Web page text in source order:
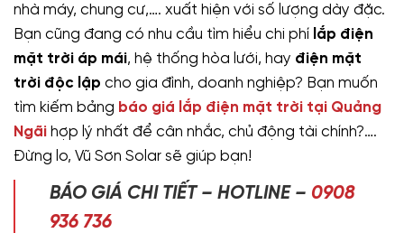
nhà máy, chung cư,…. xuất hiện với số lượng dày đặc.
Bạn cũng đang có nhu cầu tìm hiểu chi phí lắp điện
mặt trời áp mái, hệ thống hòa lưới, hay điện mặt
trời độc lập cho gia đình, doanh nghiệp? Bạn muốn
tìm kiếm bảng báo giá lắp điện mặt trời tại Quảng
Ngãi hợp lý nhất để cân nhắc, chủ động tài chính?….
Đừng lo, Vũ Sơn Solar sẽ giúp bạn!
BÁO GIÁ CHI TIẾT – HOTLINE – 0908
936 736